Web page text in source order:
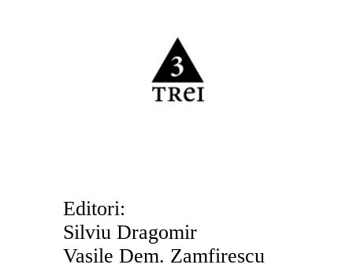
Editori:
Silviu Dragomir
Vasile Dem. Zamfirescu